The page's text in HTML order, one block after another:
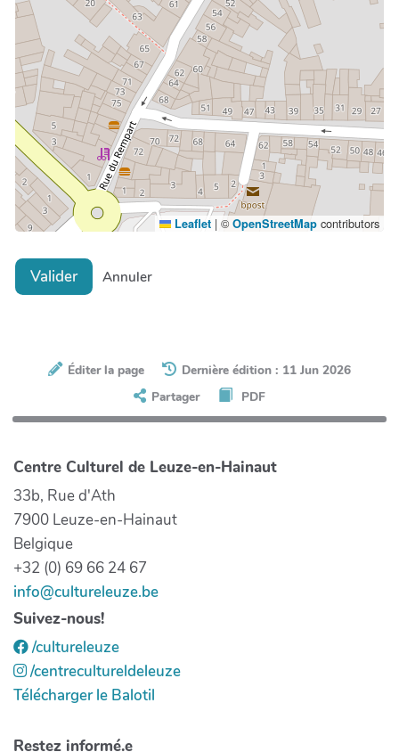
Leaflet | © OpenStreetMap contributors
Valider Annuler
Éditer la page
Dernière édition : 11 Jun 2026
Partager
PDF
Centre Culturel de Leuze-en-Hainaut
33b, Rue d'Ath
7900 Leuze-en-Hainaut
Belgique
+32 (0) 69 66 24 67
info@cultureleuze.be
Suivez-nous!
/cultureleuze
/centrecultureldeleuze
Télécharger le Balotil
Restez informé.e